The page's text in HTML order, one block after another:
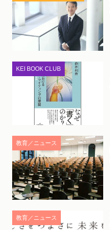
KEI BOOK CLUB
教育／ニュース
教育／ニュース